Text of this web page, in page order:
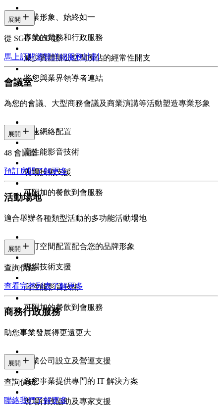
專業形象、始終如一
專業的業務和行政服務
減少實體辦公空間所佔的經常性開支
將您與業界領導者連結
展開
從 SGD 90.00 起
馬上訂閱瀏覽詳細服務計劃
會議室
為您的會議、大型商務會議及商業演講等活動塑造專業形象
高速網絡配置
高性能影音技術
現場技術支援
可附加的餐飲到會服務
展開
48 會議室
預訂房間了解更多
活動場地
適合舉辦各種類型活動的多功能活動場地
自訂空間配置配合您的品牌形象
現場技術支援
高性能影音技術
可附加的餐飲到會服務
展開
查詢價錢
查看完整列表了解更多
商務行政服務
助您事業發展得更遠更大
專業公司設立及營運支援
為您事業提供專門的 IT 解決方案
現場行政協助及專家支援
展開
查詢價錢
聯絡我們了解更多